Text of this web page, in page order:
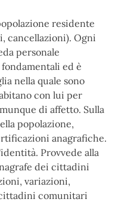
residente
cancellazioni). Ogni
personale
ed è
nella quale sono
con lui per
di affetto. Sulla
popolazione,
anagrafiche.
Provvede alla
dei cittadini
variazioni,
comunitari